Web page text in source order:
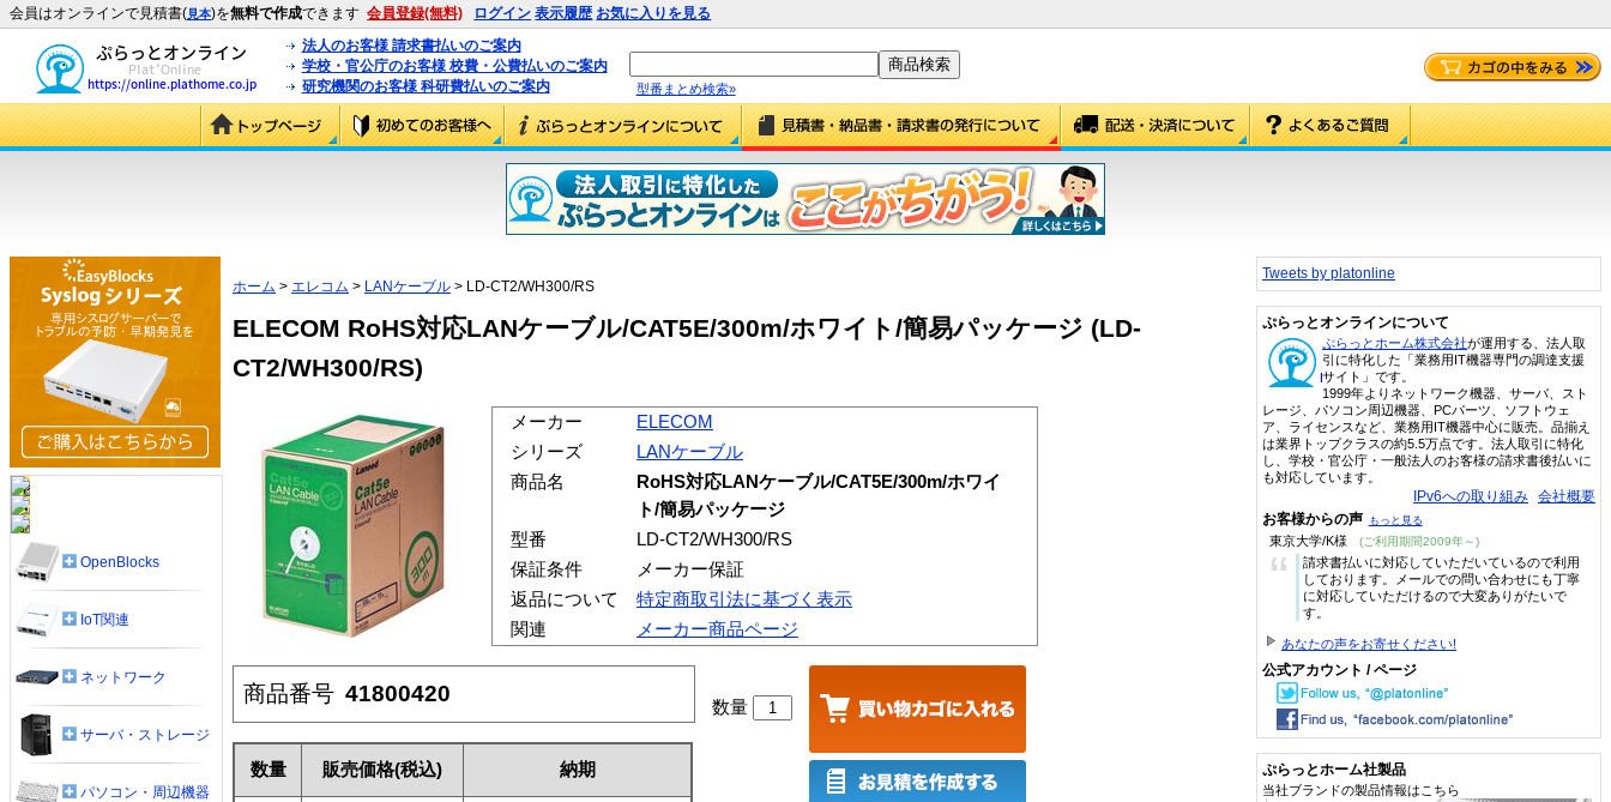
会員はオンラインで見積書(見本)を無料で作成できます 会員登録(無料) ログイン 表示履歴 お気に入りを見る
法人のお客様 請求書払いのご案内
学校・官公庁のお客様 校費・公費払いのご案内
研究機関のお客様 科研費払いのご案内
型番まとめ検索»
ホーム > エレコム > LANケーブル > LD-CT2/WH300/RS
ELECOM RoHS対応LANケーブル/CAT5E/300m/ホワイト/簡易パッケージ (LD-
CT2/WH300/RS)
メーカー
ELECOM
シリーズ
LANケーブル
商品名
RoHS対応LANケーブル/CAT5E/300m/ホワイ
ト/簡易パッケージ
型番
LD-CT2/WH300/RS
保証条件
メーカー保証
返品について
特定商取引法に基づく表示
関連
メーカー商品ページ
商品番号 41800420
数量 販売価格(税込) 納期
数量
OpenBlocks
IoT関連
ネットワーク
サーバ・ストレージ
パソコン・周辺機器
Tweets by platonline
ぷらっとオンラインについて
ぷらっとホーム株式会社が運用する、法人取
引に特化した「業務用IT機器専門の調達支援
サイト」です。
1999年よりネットワーク機器、サーバ、スト
レージ、パソコン周辺機器、PCパーツ、ソフトウェ
ア、ライセンスなど、業務用IT機器中心に販売。品揃え
は業界トップクラスの約5.5万点です。法人取引に特化
し、学校・官公庁・一般法人のお客様の請求書後払いに
も対応しています。
IPv6への取り組み 会社概要
お客様からの声 もっと見る
東京大学/K様 (ご利用期間2009年～)
“
請求書払いに対応していただいているので利用
しております。メールでの問い合わせにも丁寧
に対応していただけるので大変ありがたいで
す。
あなたの声をお寄せください!
公式アカウント / ページ
ぷらっとホーム社製品
当社ブランドの製品情報はこちら